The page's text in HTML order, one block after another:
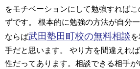
をモチベーションにして勉強すれば
ずです。 根本的に勉強の方法が自分
ならば武田塾田町校の無料相談
手だと思います。 やり方を間違えれ
性だってあります。相談できる相手